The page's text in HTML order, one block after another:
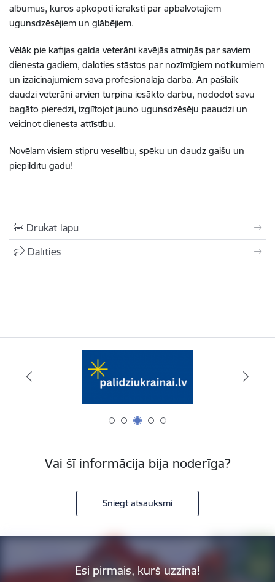
albumus, kuros apkopoti ieraksti par apbalvotajiem
ugunsdzēsējiem un glābējiem.
Vēlāk pie kafijas galda veterāni kavējās atmiņās par saviem
dienesta gadiem, daloties stāstos par nozīmīgiem notikumiem
un izaicinājumiem savā profesionālajā darbā. Arī pašlaik
daudzi veterāni arvien turpina iesākto darbu, nododot savu
bagāto pieredzi, izglītojot jauno ugunsdzēsēju paaudzi un
veicinot dienesta attīstību.
Novēlam visiem stipru veselību, spēku un daudz gaišu un
piepildītu gadu!
Drukāt lapu
Dalīties
Vai šī informācija bija noderīga?
Sniegt atsauksmi
Esi pirmais, kurš uzzina!